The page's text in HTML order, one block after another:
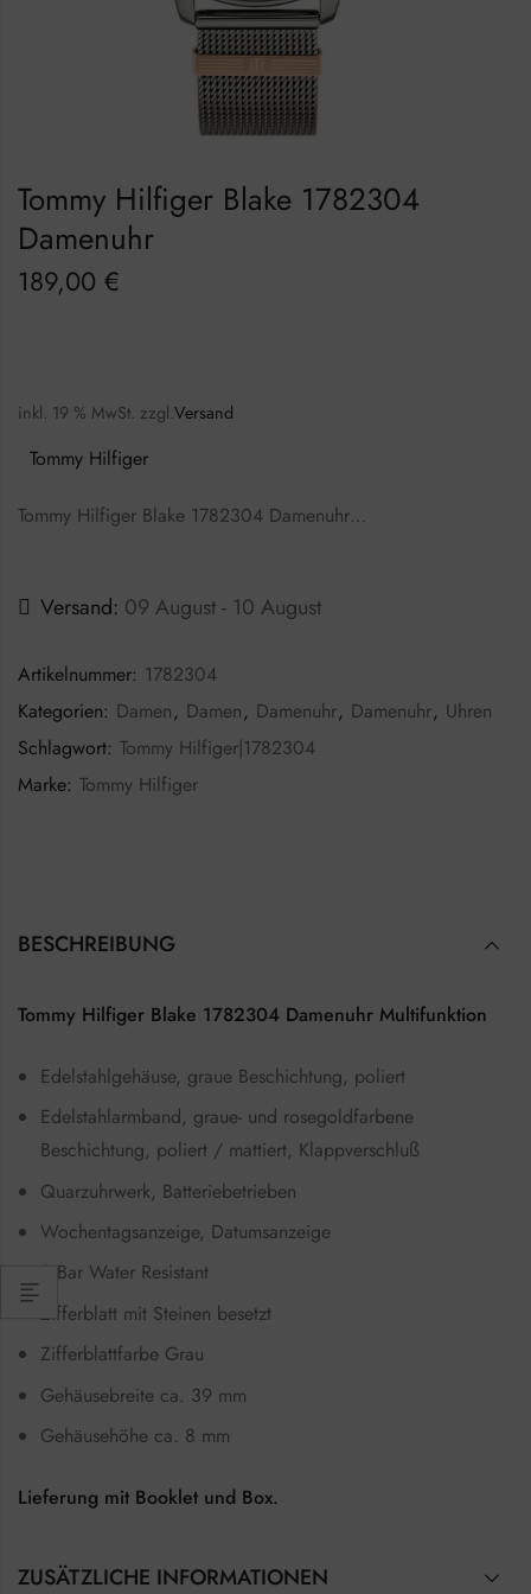
Tommy Hilfiger Blake 1782304
Damenuhr
189,00 €
inkl. 19 % MwSt. zzgl.Versand
Tommy Hilfiger
Tommy Hilfiger Blake 1782304 Damenuhr…
Versand: 09 August - 10 August
Artikelnummer: 1782304
Kategorien: Damen, Damen, Damenuhr, Damenuhr, Uhren
Schlagwort: Tommy Hilfiger|1782304
Marke: Tommy Hilfiger
BESCHREIBUNG
Tommy Hilfiger Blake 1782304 Damenuhr Multifunktion
Edelstahlgehäuse, graue Beschichtung, poliert
Edelstahlarmband, graue- und rosegoldfarbene
Beschichtung, poliert / mattiert, Klappverschluß
Quarzuhrwerk, Batteriebetrieben
Wochentagsanzeige, Datumsanzeige
3 Bar Water Resistant
Zifferblatt mit Steinen besetzt
Zifferblattfarbe Grau
Gehäusebreite ca. 39 mm
Gehäusehöhe ca. 8 mm
Lieferung mit Booklet und Box.
ZUSÄTZLICHE INFORMATIONEN